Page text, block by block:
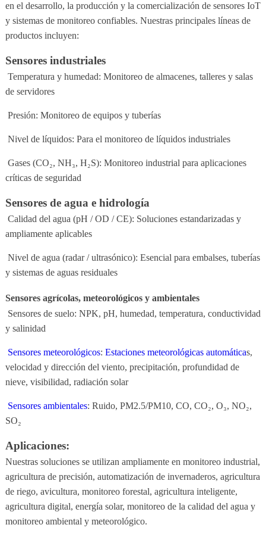
en el desarrollo, la producción y la comercialización de sensores IoT
y sistemas de monitoreo confiables. Nuestras principales líneas de
productos incluyen:
Sensores industriales
Temperatura y humedad: Monitoreo de almacenes, talleres y salas
de servidores
Presión: Monitoreo de equipos y tuberías
Nivel de líquidos: Para el monitoreo de líquidos industriales
Gases (CO₂, NH₃, H₂S): Monitoreo industrial para aplicaciones
críticas de seguridad
Sensores de agua e hidrología
Calidad del agua (pH / OD / CE): Soluciones estandarizadas y
ampliamente aplicables
Nivel de agua (radar / ultrasónico): Esencial para embalses, tuberías
y sistemas de aguas residuales
Sensores agrícolas, meteorológicos y ambientales
Sensores de suelo: NPK, pH, humedad, temperatura, conductividad
y salinidad
Sensores meteorológicos: Estaciones meteorológicas automáticas,
velocidad y dirección del viento, precipitación, profundidad de
nieve, visibilidad, radiación solar
Sensores ambientales: Ruido, PM2.5/PM10, CO, CO₂, O₃, NO₂,
SO₂
Aplicaciones:
Nuestras soluciones se utilizan ampliamente en monitoreo industrial,
agricultura de precisión, automatización de invernaderos, agricultura
de riego, avicultura, monitoreo forestal, agricultura inteligente,
agricultura digital, energía solar, monitoreo de la calidad del agua y
monitoreo ambiental y meteorológico.